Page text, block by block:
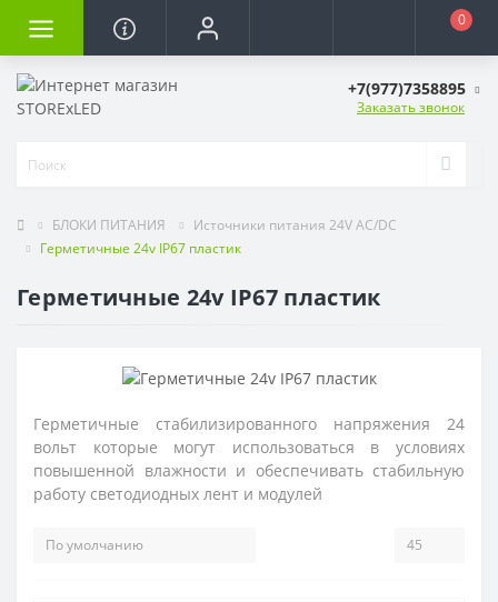
0
+7(977)7358895
Заказать звонок
БЛОКИ ПИТАНИЯ
Источники питания 24V AC/DC
Герметичные 24v IP67 пластик
Герметичные 24v IP67 пластик
Герметичные стабилизированного напряжения 24
вольт которые могут использоваться в условиях
повышенной влажности и обеспечивать стабильную
работу светодиодных лент и модулей